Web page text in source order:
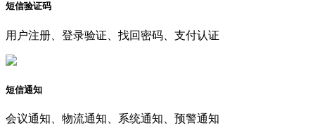
短信验证码
用户注册、登录验证、找回密码、支付认证
短信通知
会议通知、物流通知、系统通知、预警通知